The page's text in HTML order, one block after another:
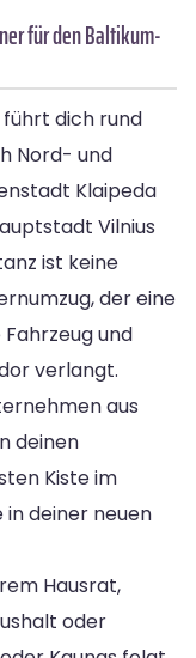
für den Baltikum-
führt dich rund
Nord- und
Klaipeda
Vilnius
ist keine
der eine
und
verlangt.
aus
deinen
Kiste im
in deiner neuen
Hausrat,
oder